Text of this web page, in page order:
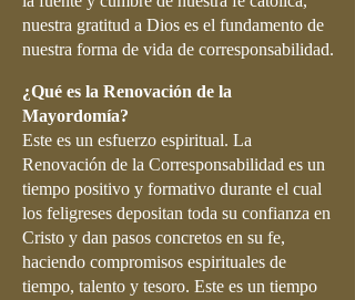
nuestra gratitud a Dios es el fundamento de
nuestra forma de vida de corresponsabilidad.
¿Qué es la Renovación de la
Mayordomía?
Este es un esfuerzo espiritual. La
Renovación de la Corresponsabilidad es un
tiempo positivo y formativo durante el cual
los feligreses depositan toda su confianza en
Cristo y dan pasos concretos en su fe,
haciendo compromisos espirituales de
tiempo, talento y tesoro. Este es un tiempo